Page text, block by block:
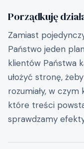
Porządkuję
Zamiast
Państwo jeden
klientów Państwa
ułożyć stronę,
rozumiały, w czym
które treści
sprawdzamy